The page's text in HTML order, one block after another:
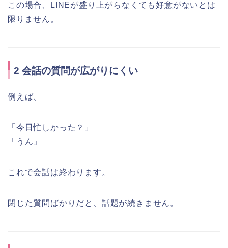
この場合、LINEが盛り上がらなくても好意がないとは
限りません。
2 会話の質問が広がりにくい
例えば、
「今日忙しかった？」
「うん」
これで会話は終わります。
閉じた質問ばかりだと、話題が続きません。